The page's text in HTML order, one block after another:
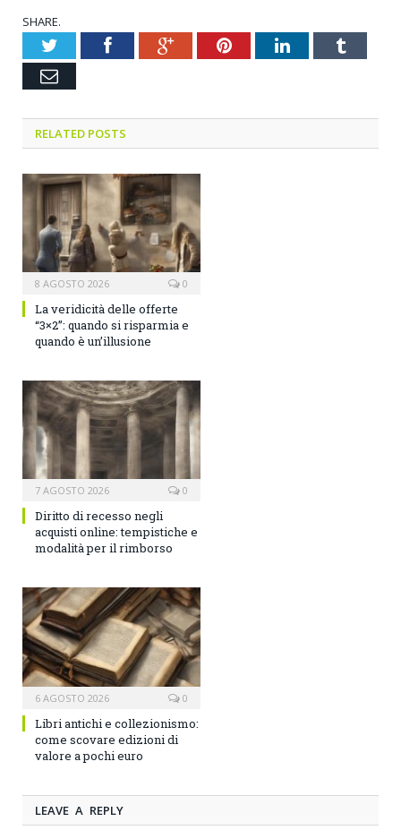
SHARE.
TwitterFacebookGoogle+PinterestLinkedInTumblr
Email
RELATED POSTS
8 AGOSTO 2026 0
La veridicità delle offerte
“3×2”: quando si risparmia e
quando è un’illusione
7 AGOSTO 2026 0
Diritto di recesso negli
acquisti online: tempistiche e
modalità per il rimborso
6 AGOSTO 2026 0
Libri antichi e collezionismo:
come scovare edizioni di
valore a pochi euro
LEAVE A REPLY